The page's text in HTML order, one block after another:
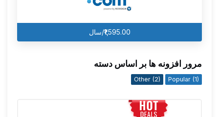
₹1,595.00/سال
مرور افزونه ها بر اساس دسته
Popular (1)
Other (2)